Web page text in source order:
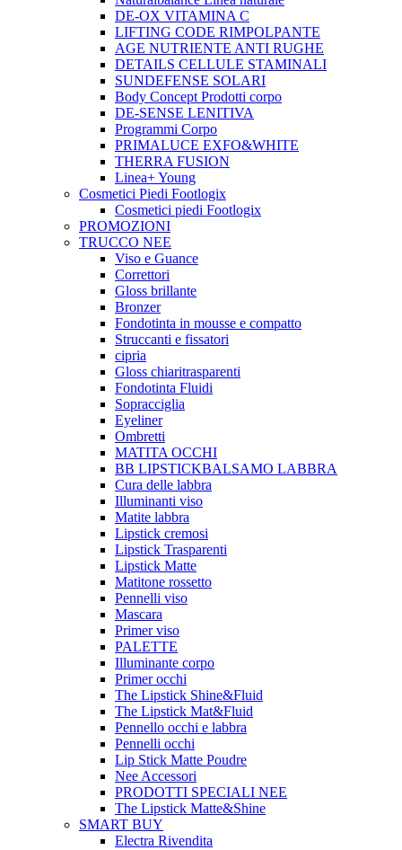
DE-OX VITAMINA C
LIFTING CODE RIMPOLPANTE
AGE NUTRIENTE ANTI RUGHE
DETAILS CELLULE STAMINALI
SUNDEFENSE SOLARI
Body Concept Prodotti corpo
DE-SENSE LENITIVA
Programmi Corpo
PRIMALUCE EXFO&WHITE
THERRA FUSION
Linea+ Young
Cosmetici Piedi Footlogix
Cosmetici piedi Footlogix
PROMOZIONI
TRUCCO NEE
Viso e Guance
Correttori
Gloss brillante
Bronzer
Fondotinta in mousse e compatto
Struccanti e fissatori
cipria
Gloss chiaritrasparenti
Fondotinta Fluidi
Sopracciglia
Eyeliner
Ombretti
MATITA OCCHI
BB LIPSTICKBALSAMO LABBRA
Cura delle labbra
Illuminanti viso
Matite labbra
Lipstick cremosi
Lipstick Trasparenti
Lipstick Matte
Matitone rossetto
Pennelli viso
Mascara
Primer viso
PALETTE
Illuminante corpo
Primer occhi
The Lipstick Shine&Fluid
The Lipstick Mat&Fluid
Pennello occhi e labbra
Pennelli occhi
Lip Stick Matte Poudre
Nee Accessori
PRODOTTI SPECIALI NEE
The Lipstick Matte&Shine
SMART BUY
Electra Rivendita